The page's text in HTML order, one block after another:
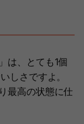
は、とても1個
しさですよ。
最高の状態に仕